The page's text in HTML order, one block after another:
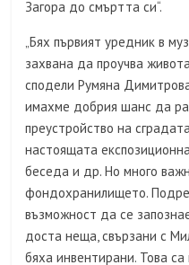
Загора до смъртта си“.
„Бях първият уредник в
захвана да проучва
сподели Румяна
имахме добрия шанс да
преустройство на
настоящата
беседа и др. Но много
фондохранилището.
възможност да се
доста неща, свързани с
бяха инвентирани. Това са